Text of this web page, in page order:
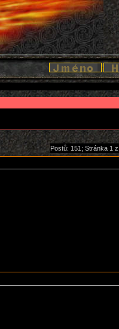
Postů: 151; Stránka 1 z